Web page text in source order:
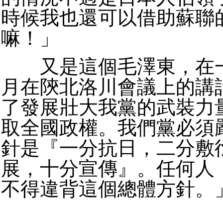
時候我也還可以借助蘇聯
嘛！」
又是這個毛澤東，在
月在陝北洛川會議上的講
了發展壯大我黨的武裝力
取全國政權。我們黨必須
針是『一分抗日，二分敷
展，十分宣傳』。任何人
不得違背這個總體方針。